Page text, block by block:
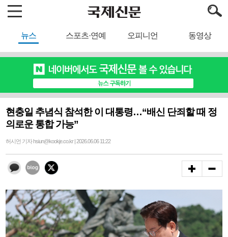
뉴스 스포츠·연예 오피니언 동영상
현충일 추념식 참석한 이 대통령…“배신 단죄할 때 정
의로운 통합 가능”
허시언 기자 hsiun@kookje.co.kr | 2026.06.06 11:22